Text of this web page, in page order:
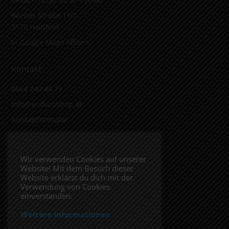
Wiener Straße 19/1
3170 Hainfeld
In Google Maps öffnen.
Kontakt
0664 240 44 73
info@enduroshop.at
Kontaktformular
Impressum
Datenschutzerklärung
Folge uns
Wir verwenden Cookies auf unserer
Website! Mit dem Besuch dieser
Website erklärst du dich mit der
Verwendung von Cookies
einverstanden.
Weitere Informationen